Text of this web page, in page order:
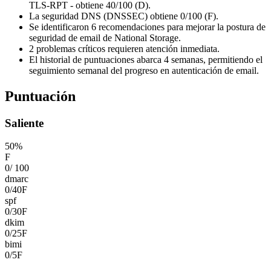
TLS-RPT - obtiene 40/100 (D).
La seguridad DNS (DNSSEC) obtiene 0/100 (F).
Se identificaron 6 recomendaciones para mejorar la postura de
seguridad de email de National Storage.
2 problemas críticos requieren atención inmediata.
El historial de puntuaciones abarca 4 semanas, permitiendo el
seguimiento semanal del progreso en autenticación de email.
Puntuación
Saliente
50%
F
0/ 100
dmarc
0/40F
spf
0/30F
dkim
0/25F
bimi
0/5F